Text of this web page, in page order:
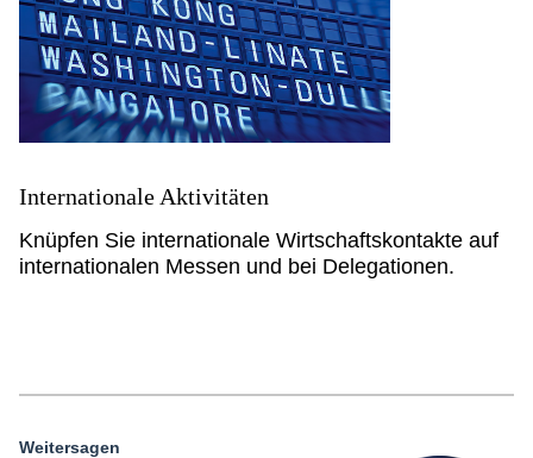
Internationale Aktivitäten
Knüpfen Sie internationale Wirtschaftskontakte auf
internationalen Messen und bei Delegationen.
Weitersagen